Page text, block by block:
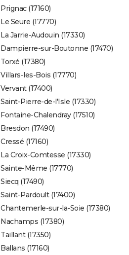
Prignac (17160)
Le Seure (17770)
La Jarrie-Audouin (17330)
Dampierre-sur-Boutonne (17470)
Torxé (17380)
Villars-les-Bois (17770)
Vervant (17400)
Saint-Pierre-de-l'Isle (17330)
Fontaine-Chalendray (17510)
Bresdon (17490)
Cressé (17160)
La Croix-Comtesse (17330)
Sainte-Même (17770)
Siecq (17490)
Saint-Pardoult (17400)
Chantemerle-sur-la-Soie (17380)
Nachamps (17380)
Taillant (17350)
Ballans (17160)